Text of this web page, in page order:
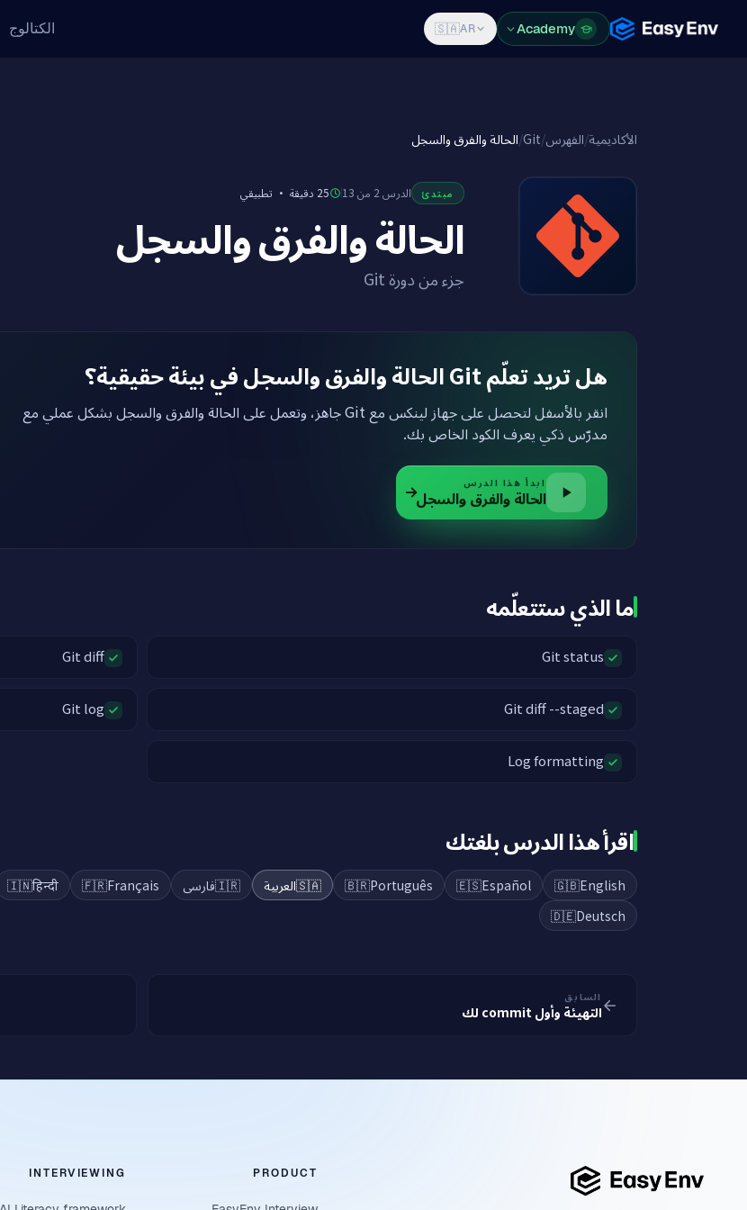
Features Pricing Blog Log in Sign Up
Academy
🇸🇦AR الكتالوج
الأكاديمية/الفهرس/
Git
/الحالة والفرق والسجل
مبتدئ الدرس 2 من 13 25 دقيقة · تطبيقي
الحالة والفرق والسجل
جزء من دورة Git
هل تريد تعلّم Git الحالة والفرق والسجل في بيئة حقيقية؟
انقر بالأسفل لتحصل على جهاز لينكس مع Git جاهز، وتعمل على الحالة والفرق والسجل بشكل عملي مع
مدرّس ذكي يعرف الكود الخاص بك.
ابدأ هذا الدرس
الحالة والفرق والسجل
ما الذي ستتعلّمه
Git status
Git diff
Git diff --staged
Git log
Log formatting
اقرأ هذا الدرس بلغتك
🇬🇧English
🇪🇸Español
🇧🇷Português
🇸🇦العربية 🇮🇷فارسی 🇫🇷Français
🇮🇳हिन्दी
🇩🇪Deutsch
السابق
التهيئة وأول commit لك
PRODUCT
INTERVIEWING